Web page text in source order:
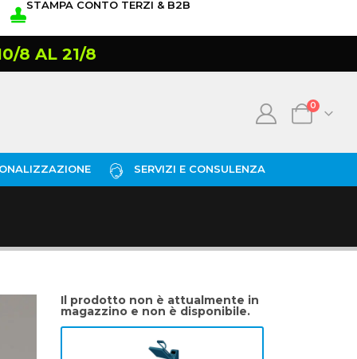
STAMPA CONTO TERZI & B2B
8 AL 21/8
0
SERVIZI E CONSULENZA
Il prodotto non è attualmente in
magazzino e non è disponibile.